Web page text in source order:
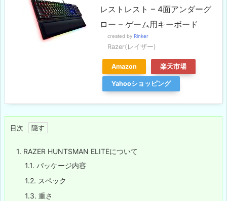
レストレスト – 4面アンダーグ
ロー – ゲーム用キーボード
created by Rinker
Razer(レイザー)
Amazon 楽天市場
Yahooショッピング
目次
1. RAZER HUNTSMAN ELITEについて
1.1. パッケージ内容
1.2. スペック
1.3. 重さ